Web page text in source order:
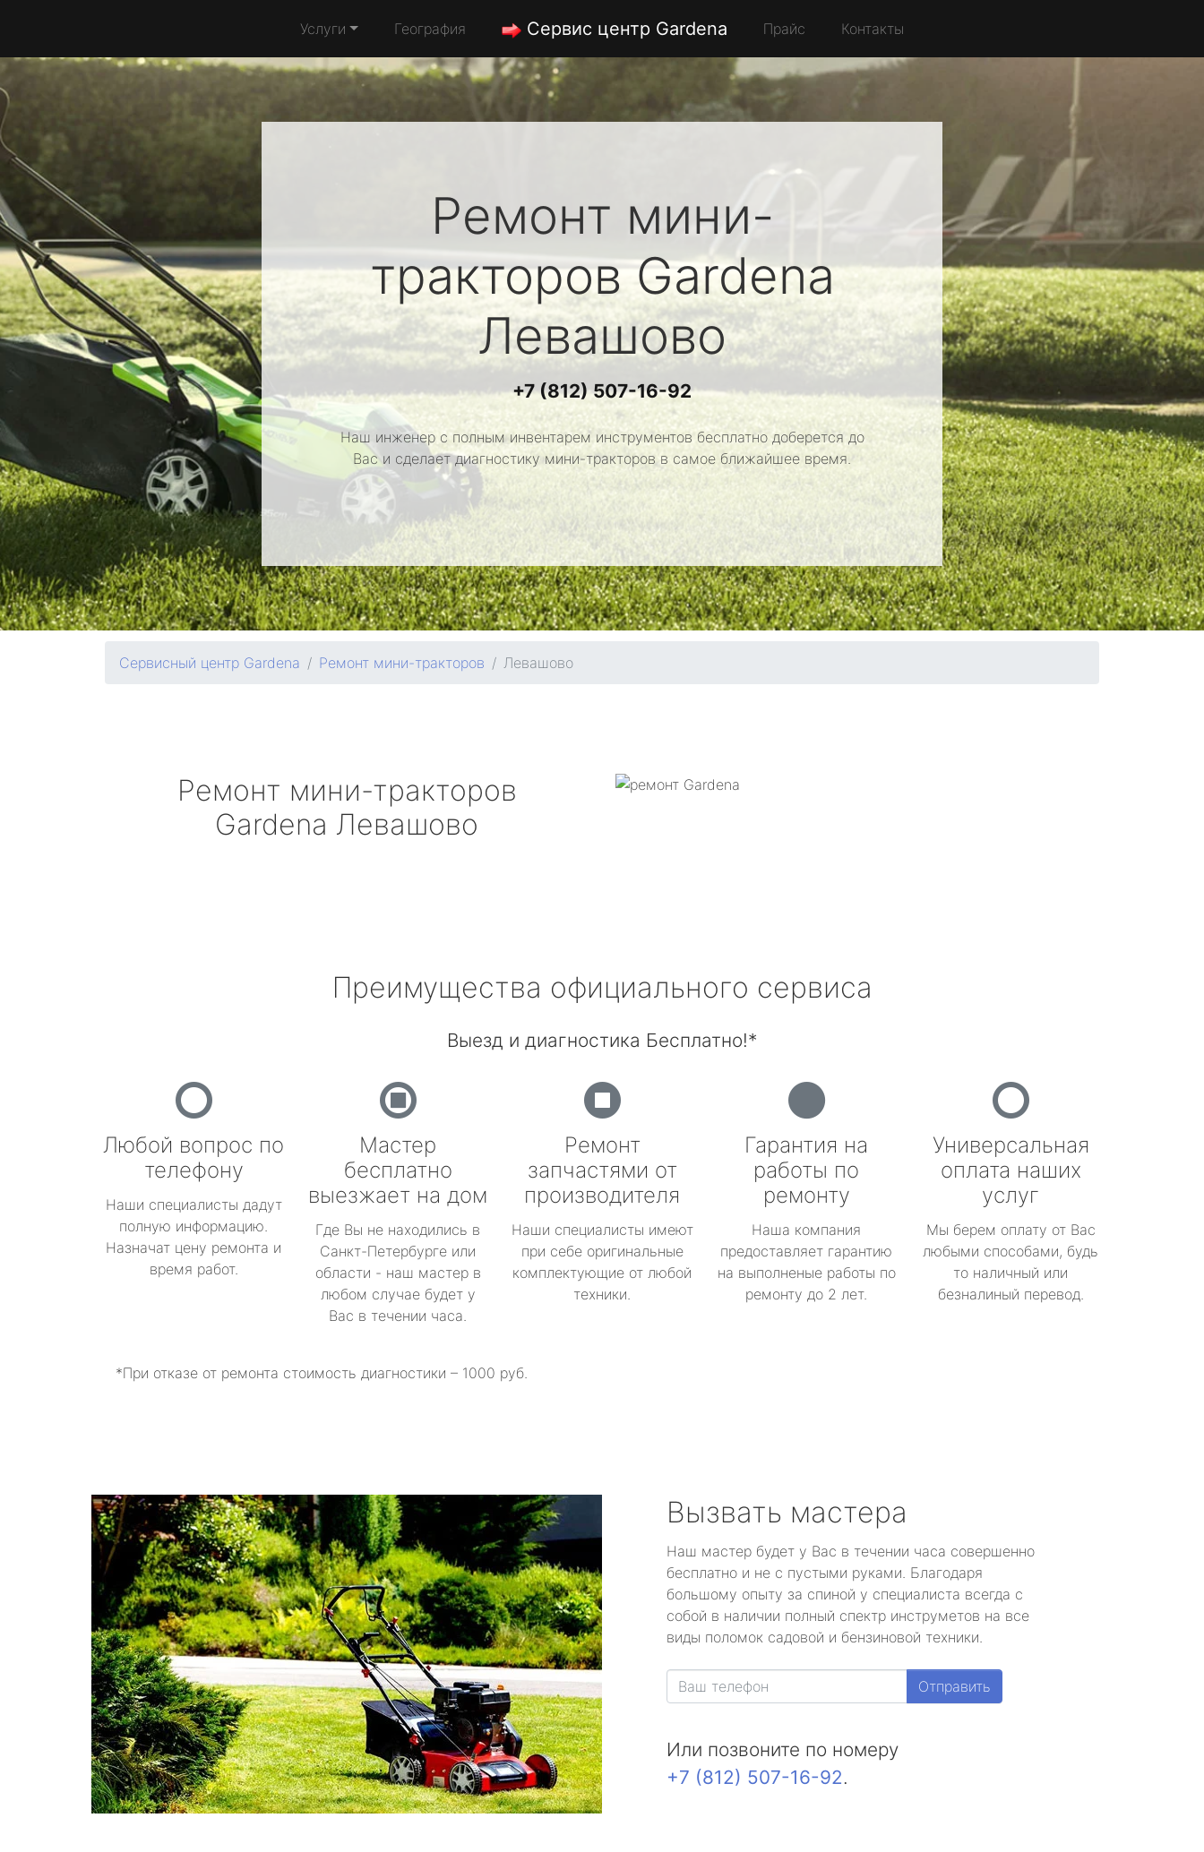
Услуги География Сервис центр Gardena Прайс Контакты
Ремонт мини-
тракторовGardena
Левашово
+7 (812) 507-16-92
Наш инженер с полным инвентарем инструментов бесплатно доберется до
Вас и сделает диагностику мини-тракторов в самое ближайшее время.
Сервисный центр Gardena Ремонт мини-тракторов Левашово
Ремонт мини-тракторов
Gardena Левашово
Преимущества официального сервиса
Выезд и диагностика Бесплатно!*
Любой вопрос по
телефону
Наши специалисты дадут
полную информацию.
Назначат цену ремонта и
время работ.
Мастер
бесплатно
выезжает на дом
Где Вы не находились в
Санкт-Петербурге или
области - наш мастер в
любом случае будет у
Вас в течении часа.
Ремонт
запчастями от
производителя
Наши специалисты имеют
при себе оригинальные
комплектующие от любой
техники.
Гарантия на
работы по
ремонту
Наша компания
предоставляет гарантию
на выполненые работы по
ремонту до 2 лет.
Универсальная
оплата наших
услуг
Мы берем оплату от Вас
любыми способами, будь
то наличный или
безналиный перевод.
*При отказе от ремонта стоимость диагностики – 1000 руб.
Вызвать мастера
Наш мастер будет у Вас в течении часа совершенно
бесплатно и не с пустыми руками. Благодаря
большому опыту за спиной у специалиста всегда с
собой в наличии полный спектр инструметов на все
виды поломок садовой и бензиновой техники.
Отправить
Или позвоните по номеру
+7 (812) 507-16-92.